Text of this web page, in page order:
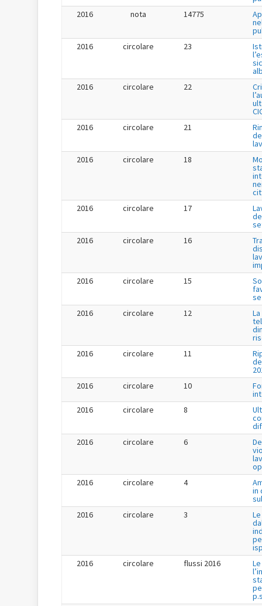
2016
nota 14775
2016
circolare 23
2016
circolare 22
2016
circolare 21
2016
circolare 18
2016
circolare 17
2016
circolare 16
2016
circolare 15
2016
circolare 12
2016
circolare 11
2016
circolare 10
2016
circolare 8
2016
circolare 6
2016
circolare 4
in
2016
circolare 3
2016
circolare flussi 2016